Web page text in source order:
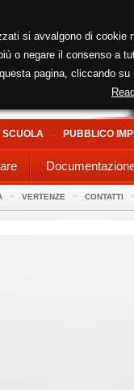
SCUOLA PUBBLICO
VERTENZE CONTATTI
si avvalgono di
o negare il consenso a
pagina, cliccando